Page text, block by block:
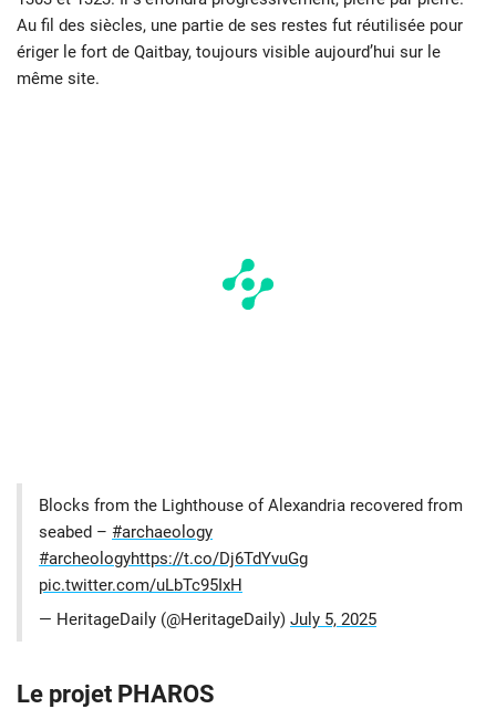
Au fil des siècles, une partie de ses restes fut réutilisée pour
ériger le fort de Qaitbay, toujours visible aujourd’hui sur le
même site.
Blocks from the Lighthouse of Alexandria recovered from
seabed – #archaeology
#archeologyhttps://t.co/Dj6TdYvuGg
pic.twitter.com/uLbTc95IxH
— HeritageDaily (@HeritageDaily) July 5, 2025
Le projet PHAROS